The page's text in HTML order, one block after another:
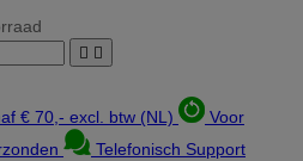
 
€ 70,- excl. btw (NL)
Voor
Telefonisch Support